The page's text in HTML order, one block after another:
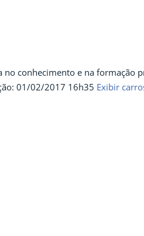
no conhecimento e na formação
: 01/02/2017 16h35 Exibir